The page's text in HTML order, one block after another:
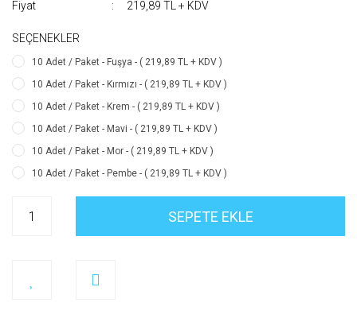
Fiyat
219,89 TL + KDV
SEÇENEKLER
10 Adet / Paket - Fuşya - ( 219,89 TL + KDV )
10 Adet / Paket - Kırmızı - ( 219,89 TL + KDV )
10 Adet / Paket - Krem - ( 219,89 TL + KDV )
10 Adet / Paket - Mavi - ( 219,89 TL + KDV )
10 Adet / Paket - Mor - ( 219,89 TL + KDV )
10 Adet / Paket - Pembe - ( 219,89 TL + KDV )
SEPETE EKLE